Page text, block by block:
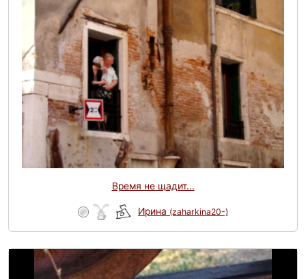
Время не щадит...
Ирина (zaharkina20-)